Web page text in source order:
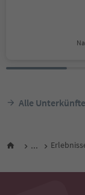
Alle
...